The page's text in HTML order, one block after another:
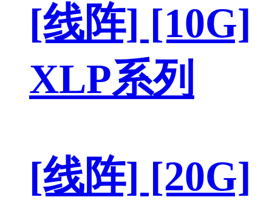
[线阵] [10G]
XLP系列
[线阵] [20G]